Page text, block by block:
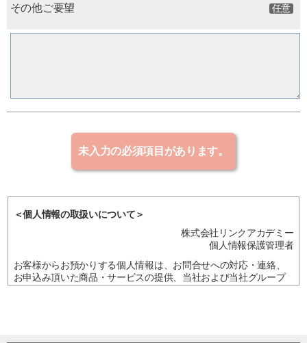
その他ご要望
＜個人情報の取扱いについて＞
株式会社リンクアカデミー
個人情報保護管理者
お客様からお預かりする個人情報は、お問合せへの対応・連絡、
お申込み頂いた商品・サービスの提供、当社および当社グループ